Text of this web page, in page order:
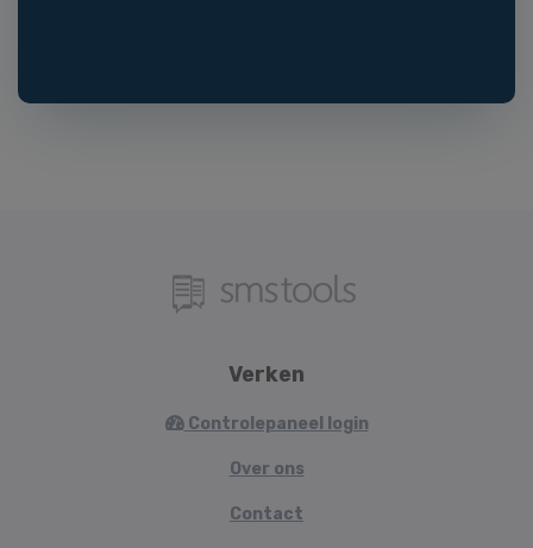
Verken
Controlepaneel login
Over ons
Contact